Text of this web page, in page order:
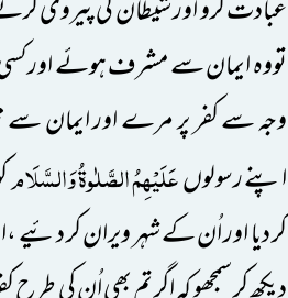
عبادت کرو اور شیطان کی پیروی
تووہ ایمان سے مشرف ہوئے اور کسی
وجہ سے کفر پر مرے اور ایمان سے
اپنے رسولوںعَلَیْہِمُ الصَّلٰوۃُ وَالسَّلَام
کر دیا اور اُن کے شہر ویران کر دئیے